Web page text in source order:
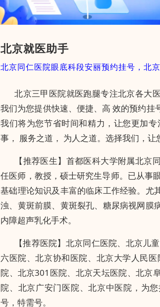
北京就医助手
北京同仁医院眼底科段安丽预约挂号，北
北京三甲医院就医跑腿专注北京各大
我们为您提供快速、便捷、高 效的预约挂
我们将为您节省时间和精力，让您更加
事， 服务之道， 为人之道。选择我们，让
【推荐医生】首都医科大学附属北京
任医师，教授，硕士研究生导师。已从事
基础理论知识及丰富的临床工作经验。尤
浊、黄斑前膜、黄斑裂孔、糖尿病视网膜
内障超声乳化手术。
【推荐医院】 北京同仁医院、 北京儿
六医院、北京协和医院、北京大学人民
院、北京301医院、北京天坛医院、北京
院、北京广安门医院、北京中医院，为
号，特需号。